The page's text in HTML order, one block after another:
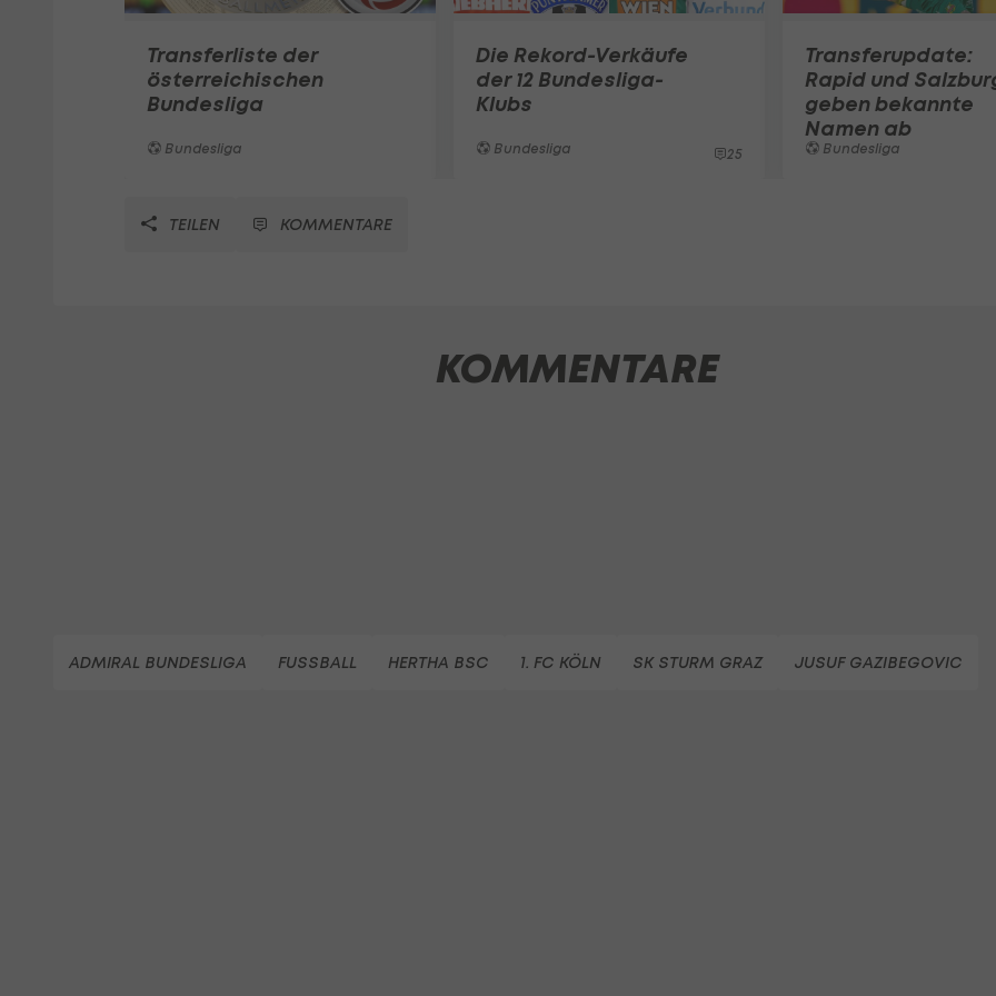
Transferliste der
österreichischen
Bundesliga
Bundesliga
Die Rekord-Verkäufe
der 12 Bundesliga-
Klubs
Bundesliga 25
Transferupdate:
Rapid und
geben bekannte
Namen ab
Bundesliga
TEILEN KOMMENTARE
KOMMENTARE
ADMIRAL BUNDESLIGA FUSSBALL HERTHA BSC 1. FC KÖLN SK STURM GRAZ JUSUF GAZIBEGOVIC